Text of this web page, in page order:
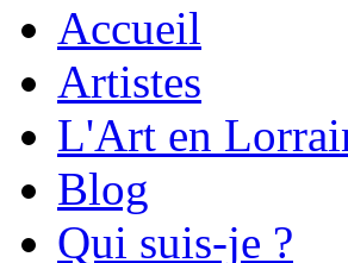
Accueil
Artistes
L'Art en
Blog
Qui suis-je ?